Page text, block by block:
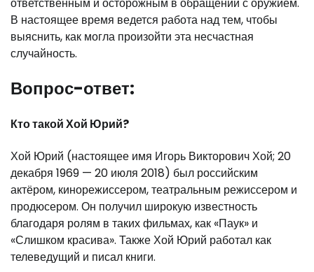
ответственным и осторожным в обращении с оружием.
В настоящее время ведется работа над тем, чтобы
выяснить, как могла произойти эта несчастная
случайность.
Вопрос-ответ:
Кто такой Хой Юрий?
Хой Юрий (настоящее имя Игорь Викторович Хой; 20
декабря 1969 — 20 июля 2018) был российским
актёром, кинорежиссером, театральным режиссером и
продюсером. Он получил широкую известность
благодаря ролям в таких фильмах, как «Паук» и
«Слишком красива». Также Хой Юрий работал как
телеведущий и писал книги.